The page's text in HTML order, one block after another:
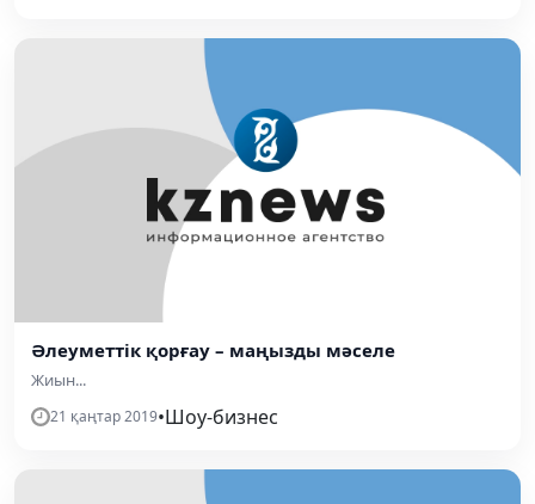
Әлеуметтік қорғау – маңызды мәселе
Жиын...
21 қаңтар 2019•Шоу-бизнес